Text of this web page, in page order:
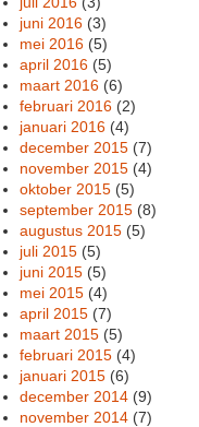
juni 2016 (3)
mei 2016 (5)
april 2016 (5)
maart 2016 (6)
februari 2016 (2)
januari 2016 (4)
december 2015 (7)
november 2015 (4)
oktober 2015 (5)
september 2015 (8)
augustus 2015 (5)
juli 2015 (5)
juni 2015 (5)
mei 2015 (4)
april 2015 (7)
maart 2015 (5)
februari 2015 (4)
januari 2015 (6)
december 2014 (9)
november 2014 (7)